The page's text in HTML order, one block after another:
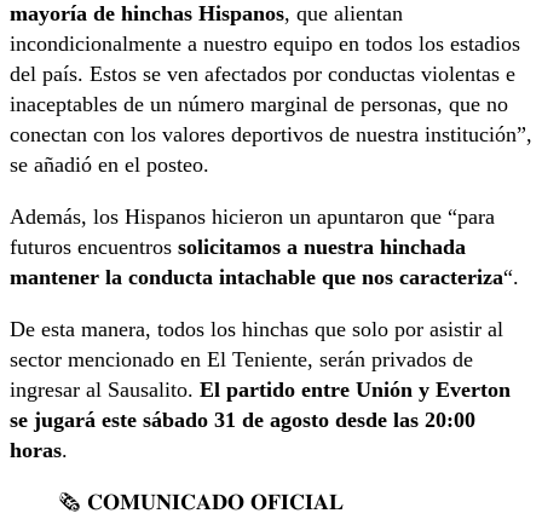
mayoría de hinchas Hispanos, que alientan
incondicionalmente a nuestro equipo en todos los estadios
del país. Estos se ven afectados por conductas violentas e
inaceptables de un número marginal de personas, que no
conectan con los valores deportivos de nuestra institución”,
se añadió en el posteo.
Además, los Hispanos hicieron un apuntaron que “para
futuros encuentros solicitamos a nuestra hinchada
mantener la conducta intachable que nos caracteriza“.
De esta manera, todos los hinchas que solo por asistir al
sector mencionado en El Teniente, serán privados de
ingresar al Sausalito. El partido entre Unión y Everton
se jugará este sábado 31 de agosto desde las 20:00
horas.
🗞️ 𝐂𝐎𝐌𝐔𝐍𝐈𝐂𝐀𝐃𝐎 𝐎𝐅𝐈𝐂𝐈𝐀𝐋